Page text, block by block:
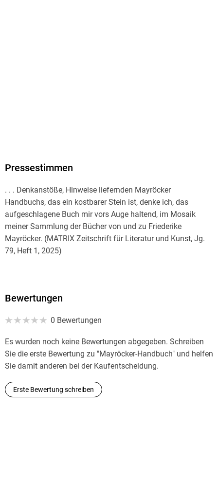
Pressestimmen
. . . Denkanstöße, Hinweise liefernden Mayröcker
Handbuchs, das ein kostbarer Stein ist, denke ich, das
aufgeschlagene Buch mir vors Auge haltend, im Mosaik
meiner Sammlung der Bücher von und zu Friederike
Mayröcker. (MATRIX Zeitschrift für Literatur und Kunst, Jg.
79, Heft 1, 2025)
Bewertungen
0 Bewertungen
Es wurden noch keine Bewertungen abgegeben. Schreiben
Sie die erste Bewertung zu "Mayröcker-Handbuch" und helfen
Sie damit anderen bei der Kaufentscheidung.
Erste Bewertung schreiben